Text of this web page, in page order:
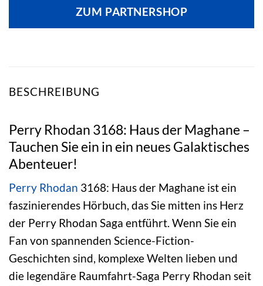
ZUM PARTNERSHOP
BESCHREIBUNG
Perry Rhodan 3168: Haus der Maghane –
Tauchen Sie ein in ein neues Galaktisches
Abenteuer!
Perry Rhodan 3168: Haus der Maghane ist ein
faszinierendes Hörbuch, das Sie mitten ins Herz
der Perry Rhodan Saga entführt. Wenn Sie ein
Fan von spannenden Science-Fiction-
Geschichten sind, komplexe Welten lieben und
die legendäre Raumfahrt-Saga Perry Rhodan seit